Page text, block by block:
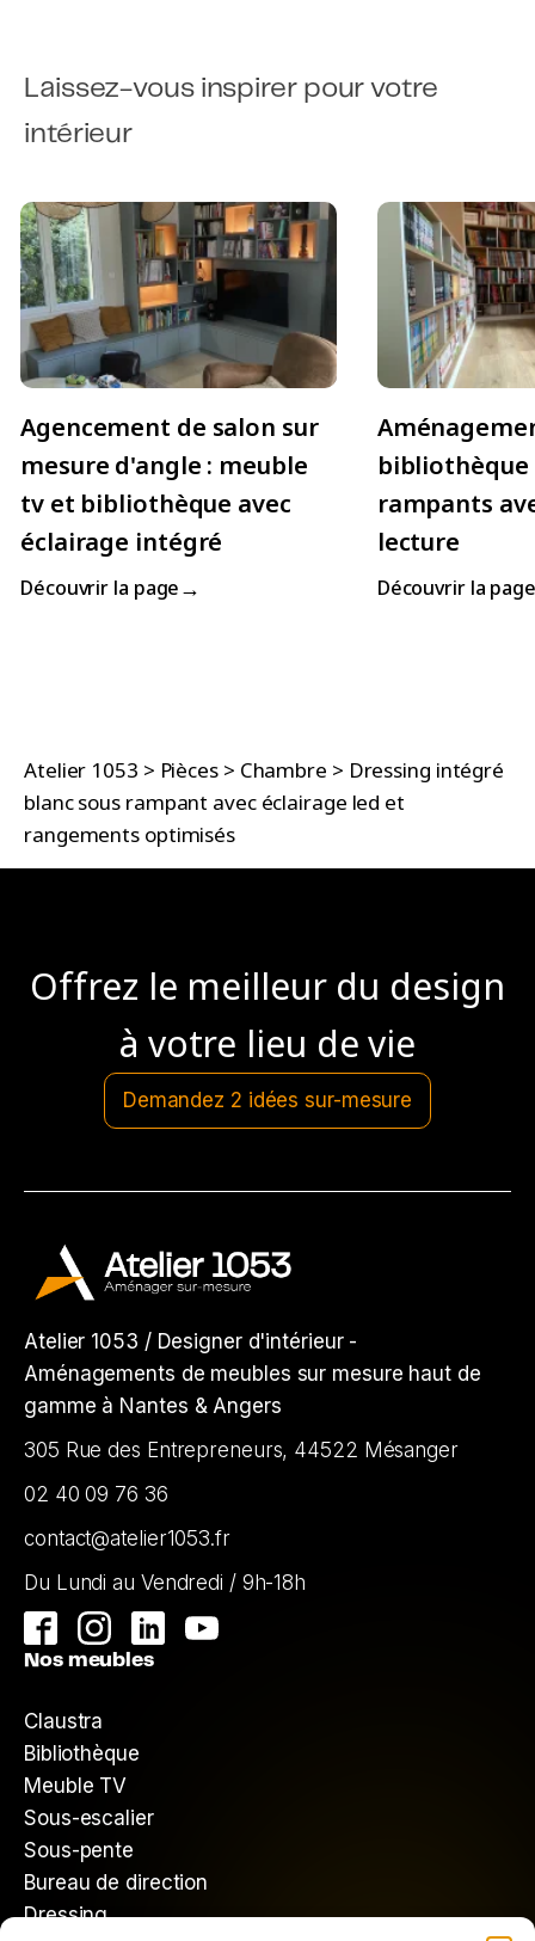
Laissez-vous inspirer pour votre
intérieur
Agencement de salon sur
mesure d'angle : meuble
tv et bibliothèque avec
éclairage intégré
Découvrir la page→
bibliothèque
rampants
lecture
Découvrir la
Atelier 1053 > Pièces > Chambre > Dressing intégré
blanc sous rampant avec éclairage led et
rangements optimisés
Offrez le meilleur du design
à votre lieu de vie
Demandez 2 idées sur-mesure
Atelier 1053 / Designer d'intérieur -
Aménagements de meubles sur mesure haut de
gamme à Nantes & Angers
305 Rue des Entrepreneurs, 44522 Mésanger
02 40 09 76 36
contact@atelier1053.fr
Du Lundi au Vendredi / 9h-18h
Nos meubles
Claustra
Bibliothèque
Meuble TV
Sous-escalier
Sous-pente
Bureau de direction
Dressing